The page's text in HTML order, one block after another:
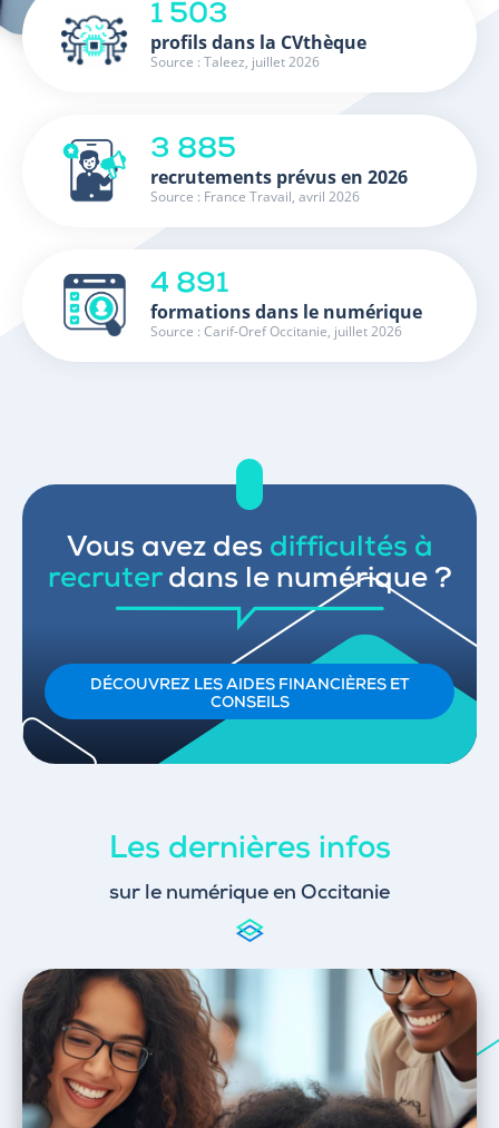
1 503
profils dans la CVthèque
Source : Taleez, juillet 2026
3 885
recrutements prévus en 2026
Source : France Travail, avril 2026
4 891
formations dans le numérique
Source : Carif-Oref Occitanie, juillet 2026
Vous avez des difficultés à
recruterdans le numérique ?
DÉCOUVREZ LES AIDES FINANCIÈRES ET
CONSEILS
Les dernières infos
sur le numérique en Occitanie